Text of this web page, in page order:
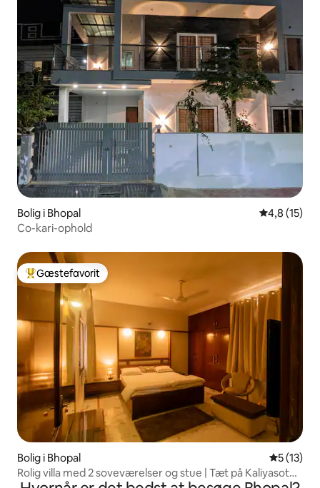
Bolig i Bhopal 4,8 ud af 5
4,8 (15)
Co-kari-ophold
Bedste gæstefavorit
Gæstefavorit
Bolig i Bhopal 5 ud af 5
5 (13)
Rolig villa med 2 soveværelser og stue | Tæt på Kaliyasot